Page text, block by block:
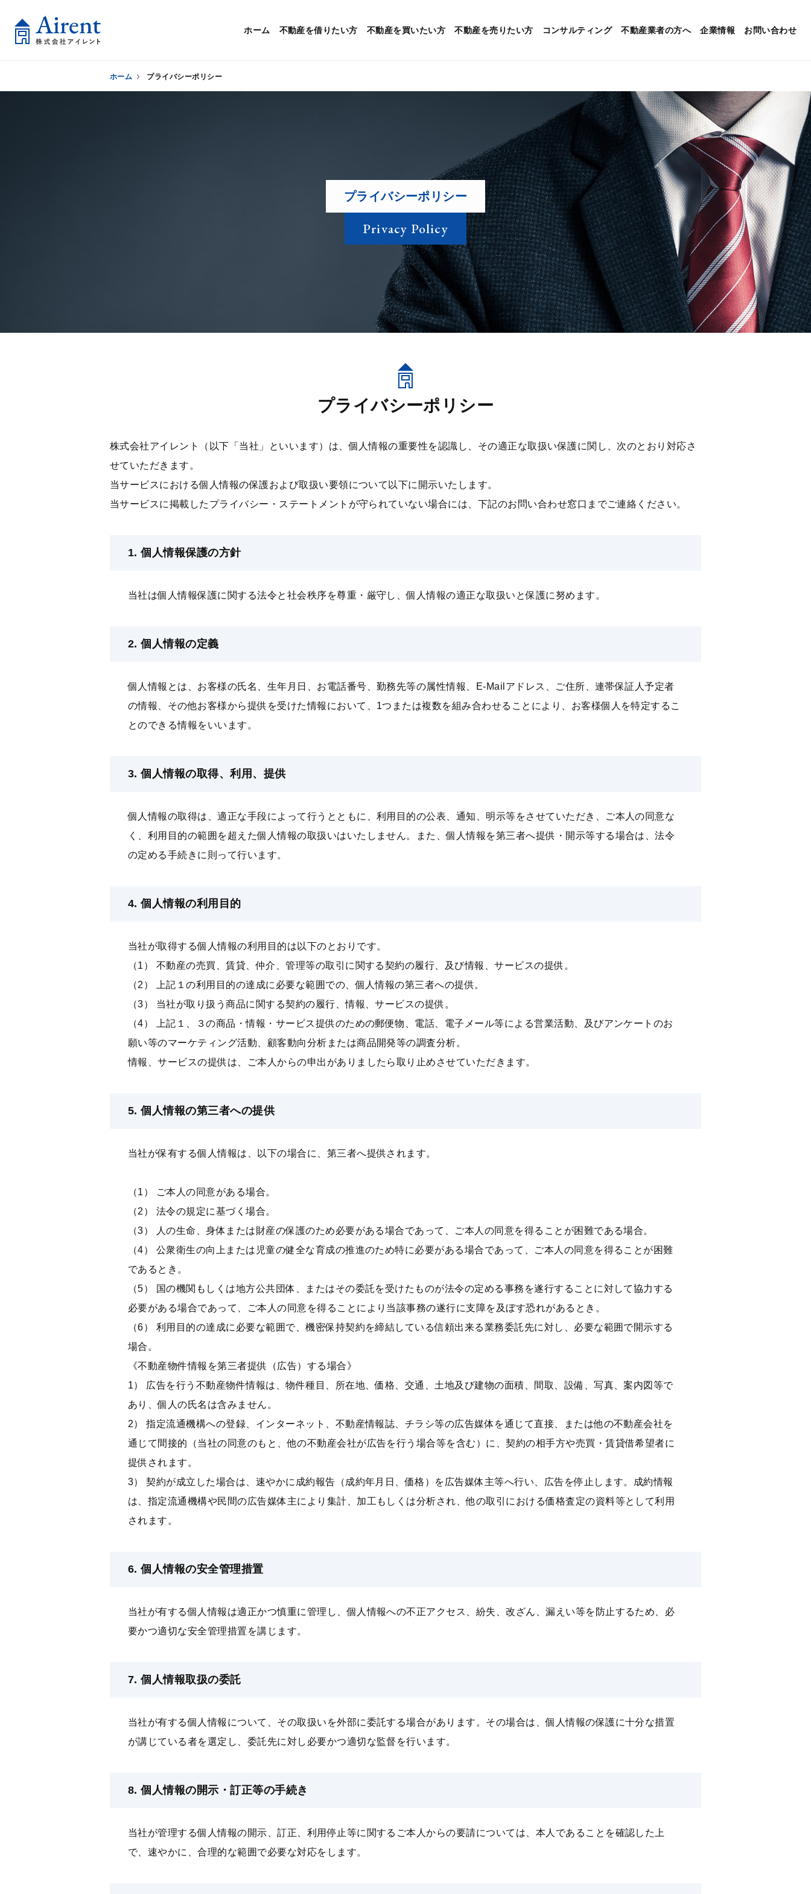
ホーム 不動産を借りたい方 不動産を買いたい方 不動産を売りたい方 コンサルティング 不動産業者の方へ 企業情報 お問い合わせ
ホーム プライバシーポリシー
プライバシーポリシー
Privacy Policy
プライバシーポリシー
株式会社アイレント（以下「当社」といいます）は、個⼈情報の重要性を認識し、その適正な取扱い保護に関し、次のとおり対応さ
せていただきます。
当サービスにおける個⼈情報の保護および取扱い要領について以下に開示いたします。
当サービスに掲載したプライバシー・ステートメントが守られていない場合には、下記のお問い合わせ窓⼝までご連絡ください。
1. 個⼈情報保護の⽅針
当社は個⼈情報保護に関する法令と社会秩序を尊重・厳守し、個⼈情報の適正な取扱いと保護に努めます。
2. 個⼈情報の定義
個⼈情報とは、お客様の⽒名、⽣年⽉⽇、お電話番号、勤務先等の属性情報、E-Mailアドレス、ご住所、連帯保証⼈予定者
の情報、その他お客様から提供を受けた情報において、1つまたは複数を組み合わせることにより、お客様個⼈を特定するこ
とのできる情報をいいます。
3. 個⼈情報の取得、利⽤、提供
個⼈情報の取得は、適正な⼿段によって⾏うとともに、利⽤⽬的の公表、通知、明示等をさせていただき、ご本⼈の同意な
く、利⽤⽬的の範囲を超えた個⼈情報の取扱いはいたしません。また、個⼈情報を第三者へ提供・開示等する場合は、法令
の定める⼿続きに則って⾏います。
4. 個⼈情報の利⽤⽬的
当社が取得する個⼈情報の利⽤⽬的は以下のとおりです。
（1） 不動産の売買、賃貸、仲介、管理等の取引に関する契約の履⾏、及び情報、サービスの提供。
（2） 上記１の利⽤⽬的の達成に必要な範囲での、個⼈情報の第三者への提供。
（3） 当社が取り扱う商品に関する契約の履⾏、情報、サービスの提供。
（4） 上記１、３の商品・情報・サービス提供のための郵便物、電話、電⼦メール等による営業活動、及びアンケートのお
願い等のマーケティング活動、顧客動向分析または商品開発等の調査分析。
情報、サービスの提供は、ご本⼈からの申出がありましたら取り⽌めさせていただきます。
5. 個⼈情報の第三者への提供
当社が保有する個⼈情報は、以下の場合に、第三者へ提供されます。
（1） ご本⼈の同意がある場合。
（2） 法令の規定に基づく場合。
（3） ⼈の⽣命、身体または財産の保護のため必要がある場合であって、ご本⼈の同意を得ることが困難である場合。
（4） 公衆衛⽣の向上または児童の健全な育成の推進のため特に必要がある場合であって、ご本⼈の同意を得ることが困難
であるとき。
（5） 国の機関もしくは地⽅公共団体、またはその委託を受けたものが法令の定める事務を遂⾏することに対して協⼒する
必要がある場合であって、ご本⼈の同意を得ることにより当該事務の遂⾏に⽀障を及ぼす恐れがあるとき。
（6） 利⽤⽬的の達成に必要な範囲で、機密保持契約を締結している信頼出来る業務委託先に対し、必要な範囲で開示する
場合。
《不動産物件情報を第三者提供（広告）する場合》
1） 広告を⾏う不動産物件情報は、物件種⽬、所在地、価格、交通、⼟地及び建物の⾯積、間取、設備、写真、案内図等で
あり、個⼈の⽒名は含みません。
2） 指定流通機構への登録、インターネット、不動産情報誌、チラシ等の広告媒体を通じて直接、または他の不動産会社を
通じて間接的（当社の同意のもと、他の不動産会社が広告を⾏う場合等を含む）に、契約の相⼿⽅や売買・賃貸借希望者に
提供されます。
3） 契約が成⽴した場合は、速やかに成約報告（成約年⽉⽇、価格）を広告媒体主等へ⾏い、広告を停⽌します。成約情報
は、指定流通機構や⺠間の広告媒体主により集計、加⼯もしくは分析され、他の取引における価格査定の資料等として利⽤
されます。
6. 個⼈情報の安全管理措置
当社が有する個⼈情報は適正かつ慎重に管理し、個⼈情報への不正アクセス、紛失、改ざん、漏えい等を防⽌するため、必
要かつ適切な安全管理措置を講じます。
7. 個⼈情報取扱の委託
当社が有する個⼈情報について、その取扱いを外部に委託する場合があります。その場合は、個⼈情報の保護に⼗分な措置
が講じている者を選定し、委託先に対し必要かつ適切な監督を⾏います。
8. 個⼈情報の開示・訂正等の⼿続き
当社が管理する個⼈情報の開示、訂正、利⽤停⽌等に関するご本⼈からの要請については、本⼈であることを確認した上
で、速やかに、合理的な範囲で必要な対応をします。